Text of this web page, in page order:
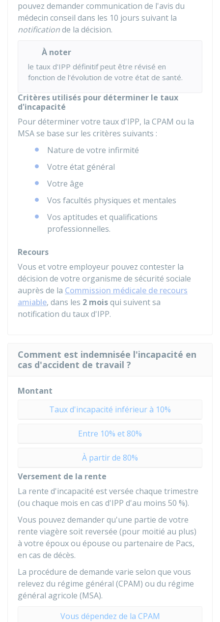
pouvez demander communication de l'avis du
médecin conseil dans les 10 jours suivant la
notificationde la décision.
À noter
le taux d'IPP définitif peut être révisé en
fonction de l'évolution de votre état de santé.
Critères utilisés pour déterminer le taux
d'incapacité
Pour déterminer votre taux d'IPP, la CPAM ou la
MSA se base sur les critères suivants :
Nature de votre infirmité
Votre état général
Votre âge
Vos facultés physiques et mentales
Vos aptitudes et qualifications
professionnelles.
Recours
Vous et votre employeur pouvez contester la
décision de votre organisme de sécurité sociale
auprès de la Commission médicale de recours
amiable, dans les 2 moisqui suivent sa
notification du taux d'IPP.
Comment est indemnisée l'incapacité en
cas d'accident de travail ?
Montant
Taux d'incapacité inférieur à 10%
Entre 10% et 80%
À partir de 80%
Versement de la rente
La rente d'incapacité est versée chaque trimestre
(ou chaque mois en cas d'IPP d'au moins 50 %).
Vous pouvez demander qu'une partie de votre
rente viagère soit reversée (pour moitié au plus)
à votre époux ou épouse ou partenaire de Pacs,
en cas de décès.
La procédure de demande varie selon que vous
relevez du régime général (CPAM) ou du régime
général agricole (MSA).
Vous dépendez de la CPAM